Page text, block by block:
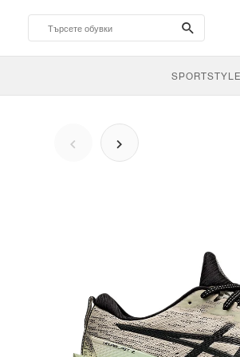
search-
btn
SPORTSTYLE